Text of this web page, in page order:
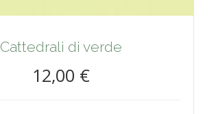
Cattedrali di verde
12,00 €